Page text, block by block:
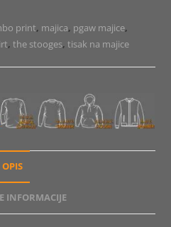
print, majica, pgaw majice,
,the stooges,tisak na majice
OPIS
INFORMACIJE